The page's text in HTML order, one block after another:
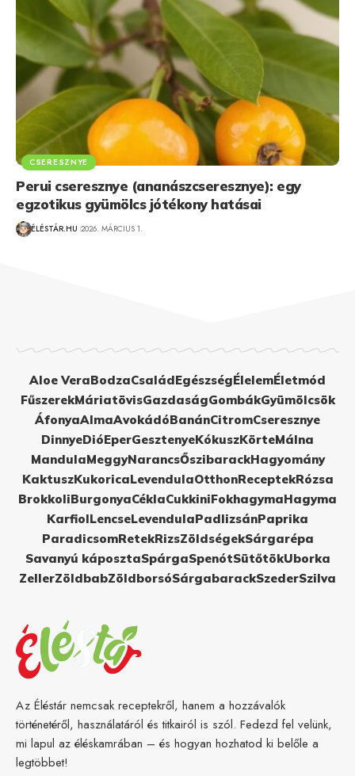
CSERESZNYE
Perui cseresznye (ananászcseresznye): egy
egzotikus gyümölcs jótékony hatásai
ÉLÉSTÁR.HU 2026. MÁRCIUS 1.
Aloe VeraBodzaCsaládEgészségÉlelemÉletmód
FűszerekMáriatövisGazdaságGombákGyümölcsök
ÁfonyaAlmaAvokádóBanánCitromCseresznye
DinnyeDióEperGesztenyeKókuszKörteMálna
MandulaMeggyNarancsŐszibarackHagyomány
KaktuszKukoricaLevendulaOtthonReceptekRózsa
BrokkoliBurgonyaCéklaCukkiniFokhagymaHagyma
KarfiolLencseLevendulaPadlizsánPaprika
ParadicsomRetekRizsZöldségekSárgarépa
Savanyú káposztaSpárgaSpenótSütőtökUborka
ZellerZöldbabZöldborsóSárgabarackSzederSzilva
Az Éléstár nemcsak receptekről, hanem a hozzávalók
történetéről, használatáról és titkairól is szól. Fedezd fel velünk,
mi lapul az éléskamrában – és hogyan hozhatod ki belőle a
legtöbbet!